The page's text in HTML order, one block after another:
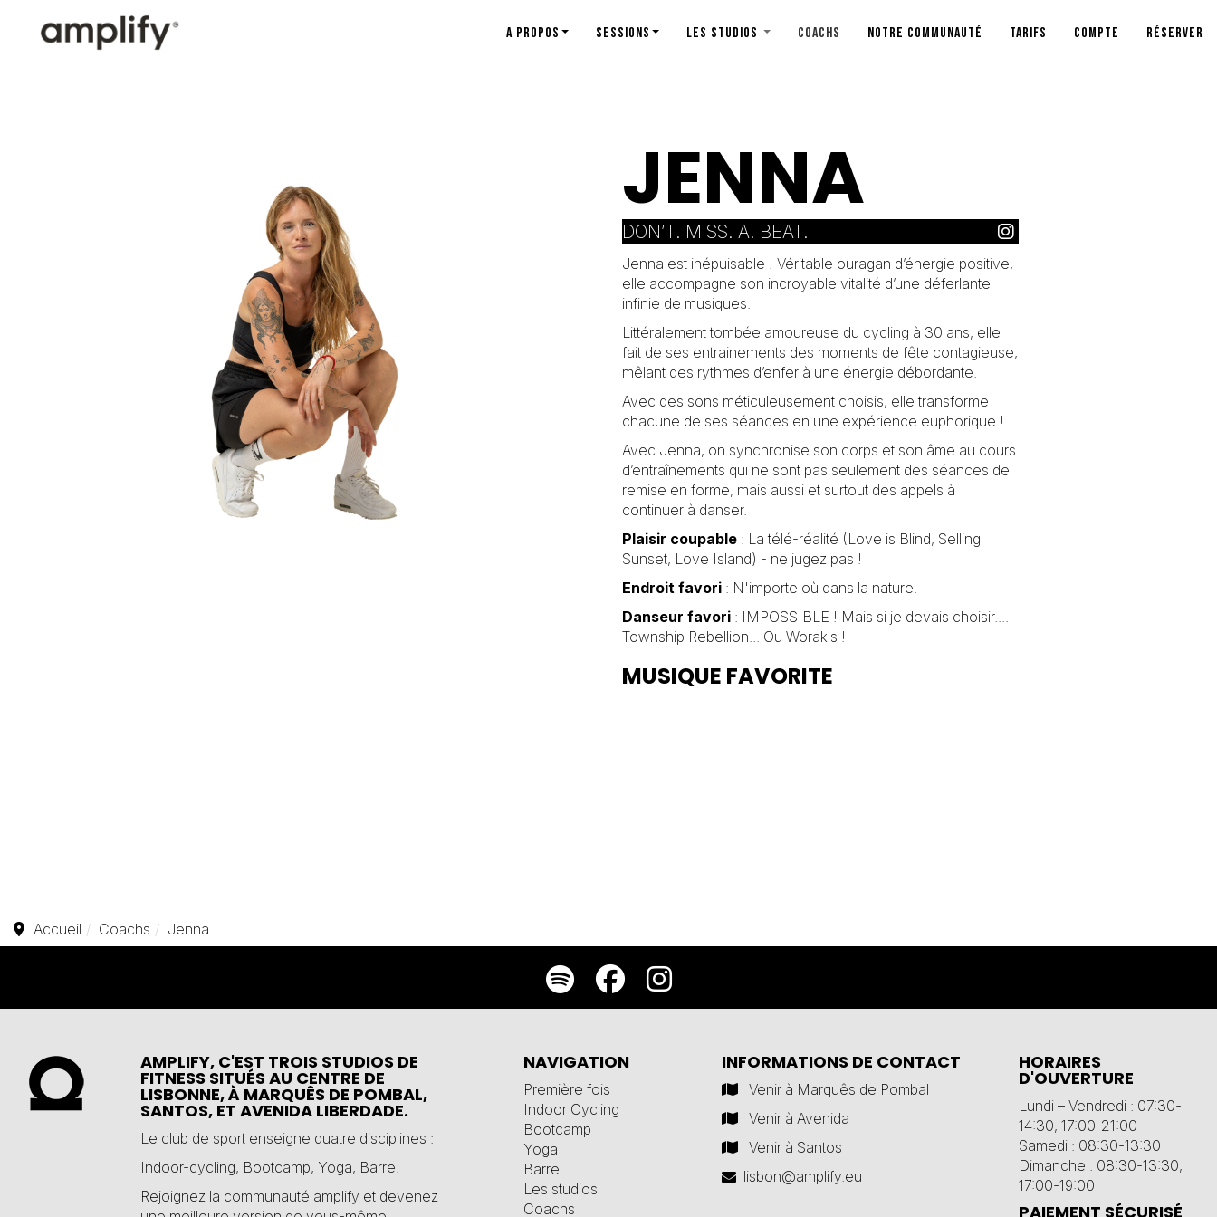
A PROPOS SESSIONS LES STUDIOS COACHS NOTRE COMMUNAUTÉ TARIFS COMPTE RÉSERVER
JENNA
DON’T. MISS. A. BEAT.
Jenna est inépuisable ! Véritable ouragan d’énergie positive,
elle accompagne son incroyable vitalité d’une déferlante
infinie de musiques.
Littéralement tombée amoureuse du cycling à 30 ans, elle
fait de ses entrainements des moments de fête contagieuse,
mêlant des rythmes d’enfer à une énergie débordante.
Avec des sons méticuleusement choisis, elle transforme
chacune de ses séances en une expérience euphorique !
Avec Jenna, on synchronise son corps et son âme au cours
d’entraînements qui ne sont pas seulement des séances de
remise en forme, mais aussi et surtout des appels à
continuer à danser.
Plaisir coupable: La télé-réalité (Love is Blind, Selling
Sunset, Love Island) - ne jugez pas !
Endroit favori: N'importe où dans la nature.
Danseur favori: IMPOSSIBLE ! Mais si je devais choisir....
Township Rebellion... Ou Worakls !
MUSIQUE FAVORITE
Accueil Coachs Jenna
AMPLIFY, C'EST TROIS STUDIOS DE
FITNESS SITUÉS AU CENTRE DE
LISBONNE, À MARQUÊS DE POMBAL,
SANTOS, ET AVENIDA LIBERDADE.
Le club de sport enseigne quatre disciplines :
Indoor-cycling, Bootcamp, Yoga, Barre.
Rejoignez la communauté amplify et devenez
NAVIGATION
Première fois
Indoor Cycling
Bootcamp
Yoga
Barre
Les studios
Coachs
INFORMATIONS DE CONTACT
Venir à Marquês de Pombal
Venir à Avenida
Venir à Santos
lisbon@amplify.eu
HORAIRES
D'OUVERTURE
Lundi – Vendredi : 07:30-
14:30, 17:00-21:00
Samedi : 08:30-13:30
Dimanche : 08:30-13:30,
17:00-19:00
PAIEMENT SÉCURISÉ